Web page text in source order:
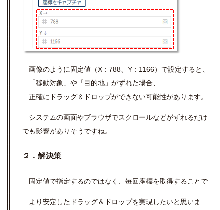
画像のように固定値（X：788、Y：1166）で設定すると、
「移動対象」や「目的地」がずれた場合、
正確にドラッグ＆ドロップができない可能性があります。
システムの画面やブラウザでスクロールなどがずれるだけ
でも影響がありそうですね。
２．解決策
固定値で指定するのではなく、毎回座標を取得することで
より安定したドラッグ＆ドロップを実現したいと思いま